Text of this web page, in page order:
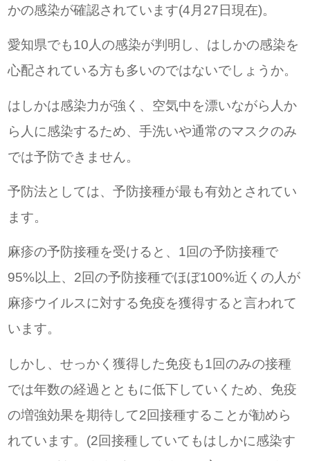
かの感染が確認されています(4月27日現在)。
愛知県でも10人の感染が判明し、はしかの感染を
心配されている方も多いのではないでしょうか。
はしかは感染力が強く、空気中を漂いながら人か
ら人に感染するため、手洗いや通常のマスクのみ
では予防できません。
予防法としては、予防接種が最も有効とされてい
ます。
麻疹の予防接種を受けると、1回の予防接種で
95%以上、2回の予防接種でほぼ100%近くの人が
麻疹ウイルスに対する免疫を獲得すると言われて
います。
しかし、せっかく獲得した免疫も1回のみの接種
では年数の経過とともに低下していくため、免疫
の増強効果を期待して2回接種することが勧めら
れています。(2回接種していてもはしかに感染す